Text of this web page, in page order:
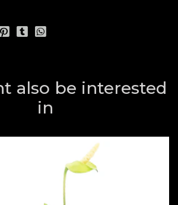
also be interested
in